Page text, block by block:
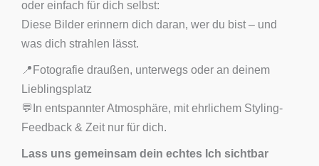
oder einfach für dich selbst:
Diese Bilder erinnern dich daran, wer du bist – und
was dich strahlen lässt.
📍Fotografie draußen, unterwegs oder an deinem
Lieblingsplatz
💬In entspannter Atmosphäre, mit ehrlichem Styling-
Feedback & Zeit nur für dich.
Lass uns gemeinsam dein echtes Ich sichtbar